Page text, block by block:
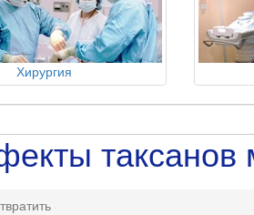
Хирургия
таксанов